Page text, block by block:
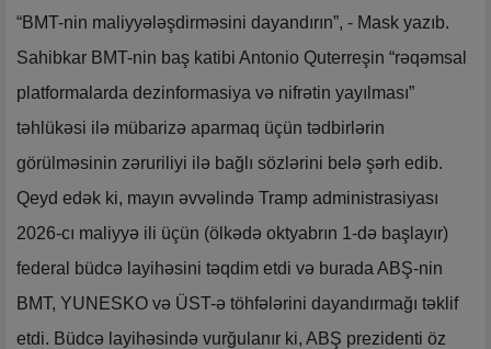
“BMT-nin maliyyələşdirməsini dayandırın”, - Mask yazıb.
Sahibkar BMT-nin baş katibi Antonio Quterreşin “rəqəmsal
platformalarda dezinformasiya və nifrətin yayılması”
təhlükəsi ilə mübarizə aparmaq üçün tədbirlərin
görülməsinin zəruriliyi ilə bağlı sözlərini belə şərh edib.
Qeyd edək ki, mayın əvvəlində Tramp administrasiyası
2026-cı maliyyə ili üçün (ölkədə oktyabrın 1-də başlayır)
federal büdcə layihəsini təqdim etdi və burada ABŞ-nin
BMT, YUNESKO və ÜST-ə töhfələrini dayandırmağı təklif
etdi. Büdcə layihəsində vurğulanır ki, ABŞ prezidenti öz